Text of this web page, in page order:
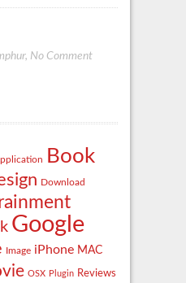
, No Comment
Book
Download
Google
Image iPhone MAC
OSX Plugin Reviews